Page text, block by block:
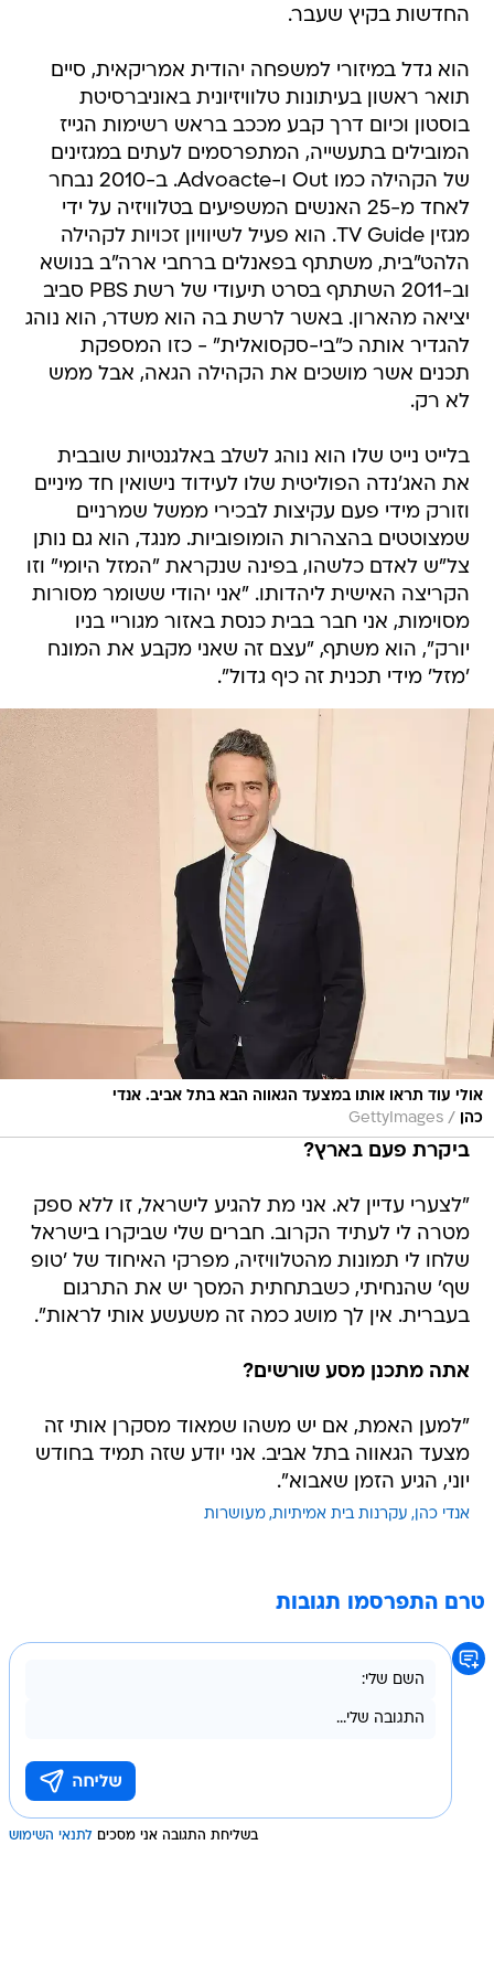
החדשות בקיץ שעבר.
הוא גדל במיזורי למשפחה יהודית אמריקאית, סיים
תואר ראשון בעיתונות טלוויזיונית באוניברסיטת
בוסטון וכיום דרך קבע מככב בראש רשימות הגייז
המובילים בתעשייה, המתפרסמים לעתים במגזינים
של הקהילה כמו Out ו-Advoacte. ב-2010 נבחר
לאחד מ-25 האנשים המשפיעים בטלוויזיה על ידי
מגזין TV Guide. הוא פעיל לשיוויון זכויות לקהילה
הלהט"בית, משתתף בפאנלים ברחבי ארה"ב בנושא
וב-2011 השתתף בסרט תיעודי של רשת PBS סביב
יציאה מהארון. באשר לרשת בה הוא משדר, הוא נוהג
להגדיר אותה כ"בי-סקסואלית" - כזו המספקת
תכנים אשר מושכים את הקהילה הגאה, אבל ממש
לא רק.
בלייט נייט שלו הוא נוהג לשלב באלגנטיות שובבית
את האג'נדה הפוליטית שלו לעידוד נישואין חד מיניים
וזורק מידי פעם עקיצות לבכירי ממשל שמרניים
שמצוטטים בהצהרות הומופוביות. מנגד, הוא גם נותן
צל"ש לאדם כלשהו, בפינה שנקראת "המזל היומי" וזו
הקריצה האישית ליהדותו. "אני יהודי ששומר מסורות
מסוימות, אני חבר בבית כנסת באזור מגוריי בניו
יורק", הוא משתף, "עצם זה שאני מקבע את המונח
'מזל' מידי תכנית זה כיף גדול".
אולי עוד תראו אותו במצעד הגאווה הבא בתל אביב. אנדי
כהן
/
GettyImages
ביקרת פעם בארץ?
"לצערי עדיין לא. אני מת להגיע לישראל, זו ללא ספק
מטרה לי לעתיד הקרוב. חברים שלי שביקרו בישראל
שלחו לי תמונות מהטלוויזיה, מפרקי האיחוד של 'טופ
שף' שהנחיתי, כשבתחתית המסך יש את התרגום
בעברית. אין לך מושג כמה זה משעשע אותי לראות".
אתה מתכנן מסע שורשים?
"למען האמת, אם יש משהו שמאוד מסקרן אותי זה
מצעד הגאווה בתל אביב. אני יודע שזה תמיד בחודש
יוני, הגיע הזמן שאבוא".
אנדי כהן עקרנות בית אמיתיות מעושרות
טרם התפרסמו תגובות
בשליחת התגובה אני מסכים לתנאי השימוש